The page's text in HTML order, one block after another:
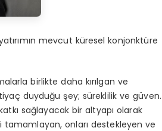
mevcut küresel konjonktüre
birlikte daha kırılgan ve
duyduğu şey; süreklilik ve güven.
sağlayacak bir altyapı olarak
tamamlayan, onları destekleyen ve